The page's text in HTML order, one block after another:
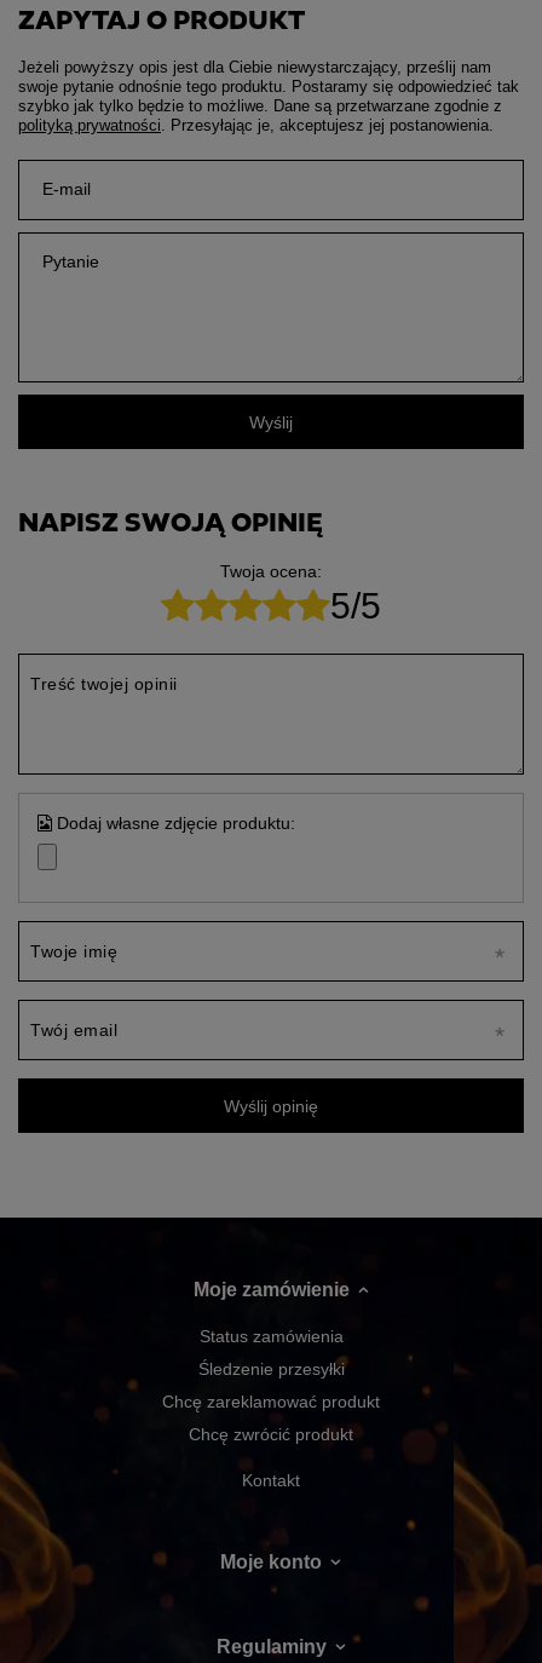
ZAPYTAJ O PRODUKT
Jeżeli powyższy opis jest dla Ciebie niewystarczający, prześlij nam
swoje pytanie odnośnie tego produktu. Postaramy się odpowiedzieć tak
szybko jak tylko będzie to możliwe. Dane są przetwarzane zgodnie z
polityką prywatności. Przesyłając je, akceptujesz jej postanowienia.
E-mail
Pytanie
Wyślij
NAPISZ SWOJĄ OPINIĘ
Twoja ocena:
5/5
Treść twojej opinii
Dodaj własne zdjęcie produktu:
Twoje imię
Twój email
Wyślij opinię
Moje zamówienie
Status zamówienia
Śledzenie przesyłki
Chcę zareklamować produkt
Chcę zwrócić produkt
Kontakt
Moje konto
Regulaminy